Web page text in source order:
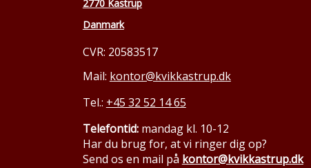
2770 Kastrup
Danmark
CVR: 20583517
Mail: kontor@kvikkastrup.dk
Tel.: +45 32 52 14 65
Telefontid:mandag kl. 10-12
Har du brug for, at vi ringer dig op?
Send os en mail på kontor@kvikkastrup.dk